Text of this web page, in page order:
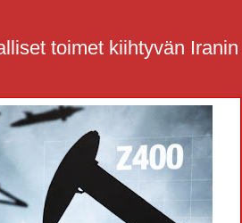
toimet kiihtyvän Iranin